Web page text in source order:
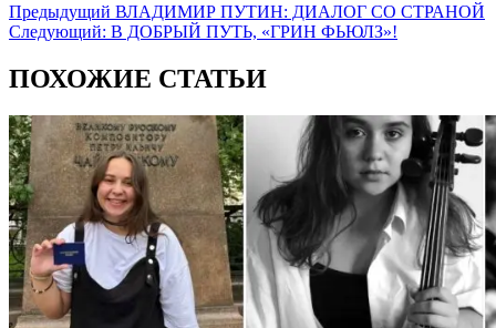
Предыдущий ВЛАДИМИР ПУТИН: ДИАЛОГ СО СТРАНОЙ
Следующий: В ДОБРЫЙ ПУТЬ, «ГРИН ФЬЮЛЗ»!
ПОХОЖИЕ СТАТЬИ